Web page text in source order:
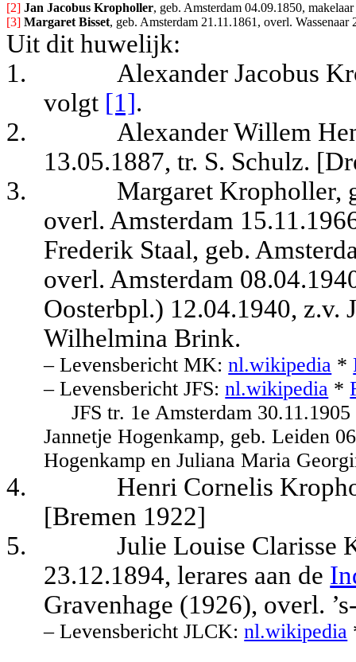
[2] Jan Jacobus Kropholler, geb. Amsterdam 04.09.1850,
[3] Margaret Bisset, geb. Amsterdam 21.11.1861, overl.
Uit dit huwelijk:
1.
Alexander Jacobus
volgt [1].
2.
Alexander Willem
13.05.1887, tr. S. Schulz.
3.
Margaret Kropholler,
overl. Amsterdam
Frederik Staal, geb.
overl. Amsterdam
Oosterbpl.) 12.04.1940, z.v.
Wilhelmina Brink.
– Levensbericht MK:nl.wikipedia *
– Levensbericht JFS:nl.wikipedia *
JFS tr. 1e Amsterdam
Jannetje Hogenkamp, geb. Leiden
Hogenkamp en Juliana Maria
4.
Henri Cornelis
[Bremen 1922]
5.
Julie Louise Clarisse
23.12.1894, lerares aan de
Gravenhage (1926), overl.
– Levensbericht JLCK:nl.wikipedia